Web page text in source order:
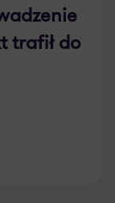
trafił do